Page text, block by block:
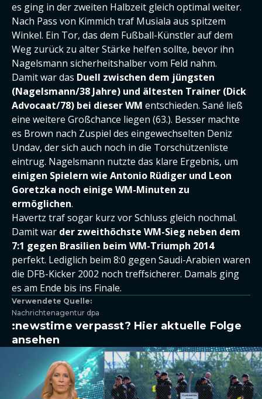
es ging in der zweiten Halbzeit gleich optimal weiter.
Nach Pass von Kimmich traf Musiala aus spitzem
Winkel. Ein Tor, das dem Fußball-Künstler auf dem
Weg zurück zu alter Stärke helfen sollte, bevor ihn
Nagelsmann sicherheitshalber vom Feld nahm.
Damit war das Duell zwischen dem jüngsten
(Nagelsmann/38 Jahre) und ältesten Trainer (Dick
Advocaat/78) bei dieser WM entschieden. Sané ließ
eine weitere Großchance liegen (63.). Besser machte
es Brown nach Zuspiel des eingewechselten Deniz
Undav, der sich auch noch in die Torschützenliste
eintrug. Nagelsmann nutzte das klare Ergebnis, um
einigen Spielern wie Antonio Rüdiger und Leon
Goretzka noch einige WM-Minuten zu
ermöglichen.
Havertz traf sogar kurz vor Schluss gleich nochmal.
Damit war der zweithöchste WM-Sieg neben dem
7:1 gegen Brasilien beim WM-Triumph 2014
perfekt. Lediglich beim 8:0 gegen Saudi-Arabien waren
die DFB-Kicker 2002 noch treffsicherer. Damals ging
es am Ende bis ins Finale.
Verwendete Quelle:
Nachrichtenagentur dpa
:newstime verpasst? Hier aktuelle Folge
ansehen